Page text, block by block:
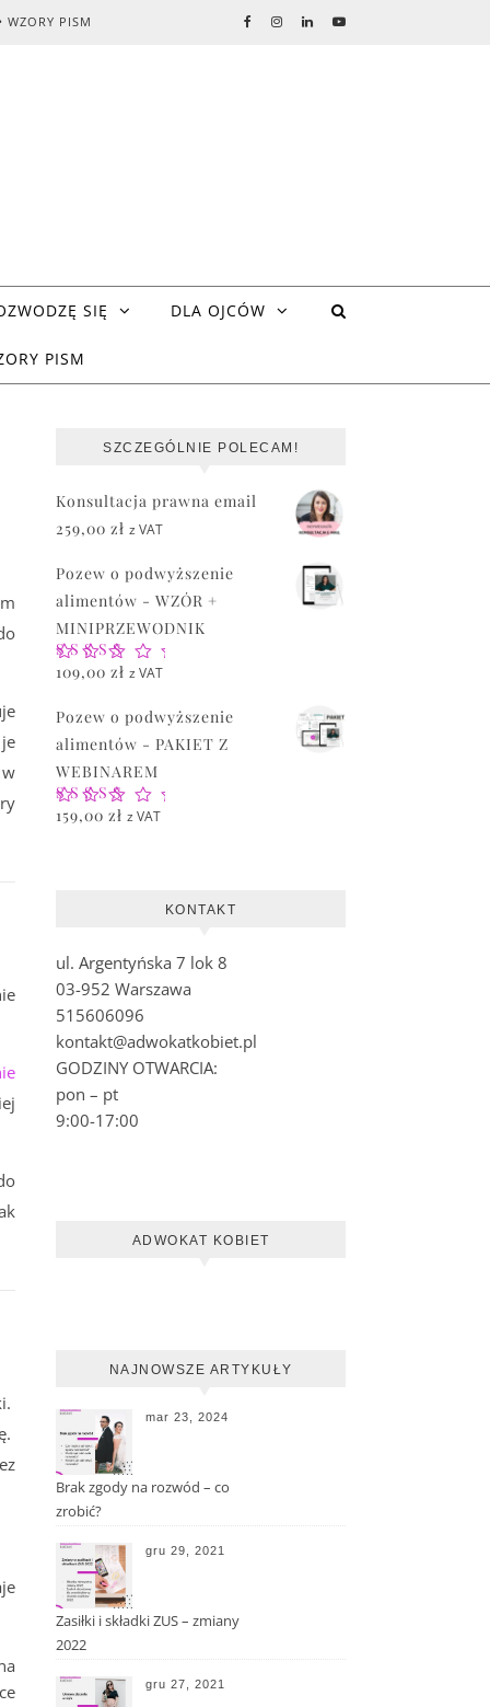
WZORY PISM
SIĘ DLA OJCÓW
PISM
SZCZEGÓLNIE POLECAM!
Konsultacja prawna email
259,00 zł z VAT
Pozew o podwyższenie
alimentów - WZÓR +
MINIPRZEWODNIK
Oceniono
5.00
109,00 zł z VAT
Pozew o podwyższenie
alimentów - PAKIET Z
WEBINAREM
Oceniono
5.00
159,00 zł z VAT
KONTAKT
ul. Argentyńska 7 lok 8
03-952 Warszawa
515606096
kontakt@adwokatkobiet.pl
GODZINY OTWARCIA:
pon – pt
9:00-17:00
ADWOKAT KOBIET
NAJNOWSZE ARTYKUŁY
mar 23, 2024
Brak zgody na rozwód – co
zrobić?
gru 29, 2021
Zasiłki i składki ZUS – zmiany
2022
gru 27, 2021